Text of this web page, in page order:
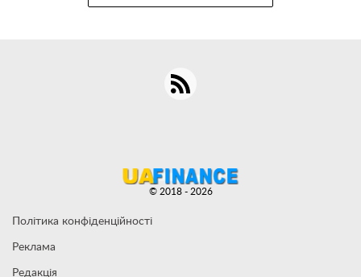
Політика конфіденційності
Реклама
Редакція
© 2018 - 2026